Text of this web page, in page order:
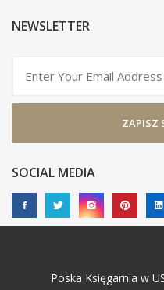
NEWSLETTER
ZAPISZ
SOCIAL MEDIA
Poska Księgarnia w